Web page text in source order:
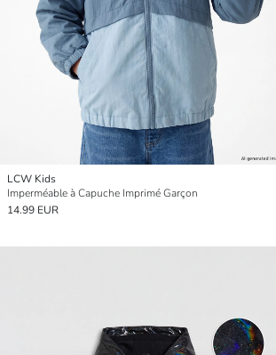
LCW Kids
Imperméable à Capuche Imprimé Garçon
14.99 EUR